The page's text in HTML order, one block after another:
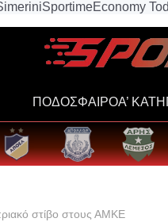
SportimeEconomy
ΠΟΔΟΣΦΑΙΡΟΑ’
στίβο στους ΑΜΚΕ